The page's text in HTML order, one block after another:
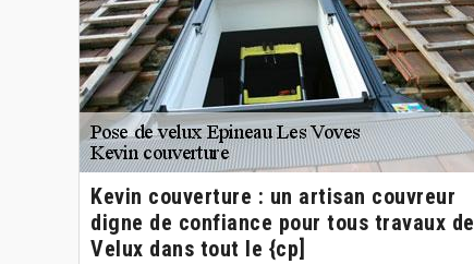
Kevin couverture : un artisan couvreur
digne de confiance pour tous travaux de
Velux dans tout le {cp]